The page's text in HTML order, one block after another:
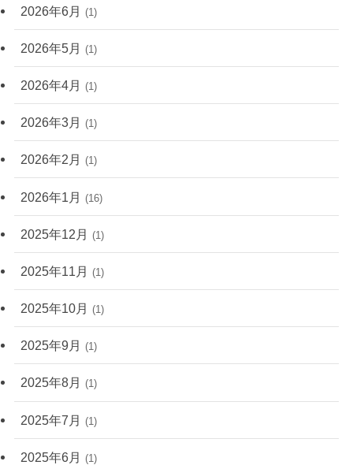
2026年6月 (1)
2026年5月 (1)
2026年4月 (1)
2026年3月 (1)
2026年2月 (1)
2026年1月 (16)
2025年12月 (1)
2025年11月 (1)
2025年10月 (1)
2025年9月 (1)
2025年8月 (1)
2025年7月 (1)
2025年6月 (1)